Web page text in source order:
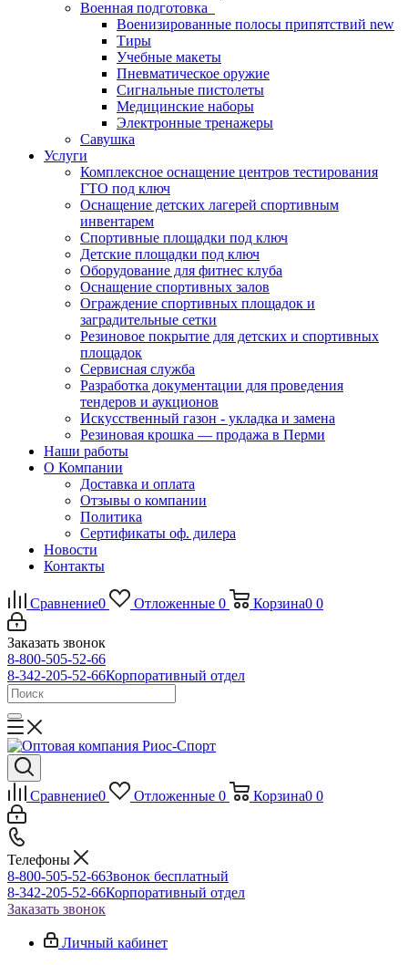
Военная подготовка
Военизированные полосы припятствий new
Тиры
Учебные макеты
Пневматическое оружие
Сигнальные пистолеты
Медицинские наборы
Электронные тренажеры
Савушка
Услуги
Комплексное оснащение центров тестирования
ГТО под ключ
Оснащение детских лагерей спортивным
инвентарем
Спортивные площадки под ключ
Детские площадки под ключ
Оборудование для фитнес клуба
Оснащение спортивных залов
Ограждение спортивных площадок и
заградительные сетки
Резиновое покрытие для детских и спортивных
площадок
Сервисная служба
Разработка документации для проведения
тендеров и аукционов
Искусственный газон - укладка и замена
Резиновая крошка — продажа в Перми
Наши работы
О Компании
Доставка и оплата
Отзывы о компании
Политика
Сертификаты оф. дилера
Новости
Контакты
Сравнение0 Отложенные 0 Корзина0 0
Заказать звонок
8-800-505-52-66
8-342-205-52-66Корпоративный отдел
Сравнение0 Отложенные 0 Корзина0 0
Телефоны
8-800-505-52-66Звонок бесплатный
8-342-205-52-66Корпоративный отдел
Заказать звонок
Личный кабинет